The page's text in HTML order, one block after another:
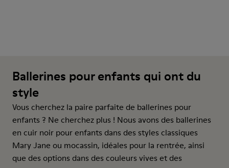
Ballerines pour enfants qui ont du
style
Vous cherchez la paire parfaite de ballerines pour
enfants ? Ne cherchez plus ! Nous avons des ballerines
en cuir noir pour enfants dans des styles classiques
Mary Jane ou mocassin, idéales pour la rentrée, ainsi
que des options dans des couleurs vives et des